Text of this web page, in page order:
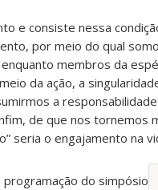
e consiste nessa
por meio do qual
membros da
da ação, a
a
de que nos tornemos
seria o engajamento na
programação do simpósio